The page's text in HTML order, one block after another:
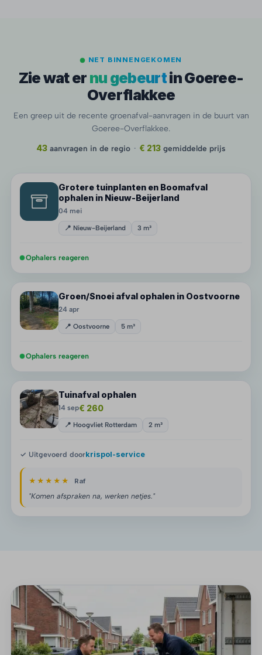
NET BINNENGEKOMEN
Zie wat er nu gebeurtin Goeree-
Overflakkee
Een greep uit de recente groenafval-aanvragen in de buurt van
Goeree-Overflakkee.
43 aanvragen in de regio · € 213 gemiddelde prijs
Grotere tuinplanten en Boomafval
ophalen in Nieuw-Beijerland
04 mei
📍 Nieuw-Beijerland 3 m³
Ophalers reageren
Groen/Snoei afval ophalen in Oostvoorne
24 apr
📍 Oostvoorne 5 m³
Ophalers reageren
Tuinafval ophalen
14 sep€ 260
📍 Hoogvliet Rotterdam 2 m³
✓ Uitgevoerd doorkrispol-service
★★★★★ Raf
"Komen afspraken na, werken netjes."